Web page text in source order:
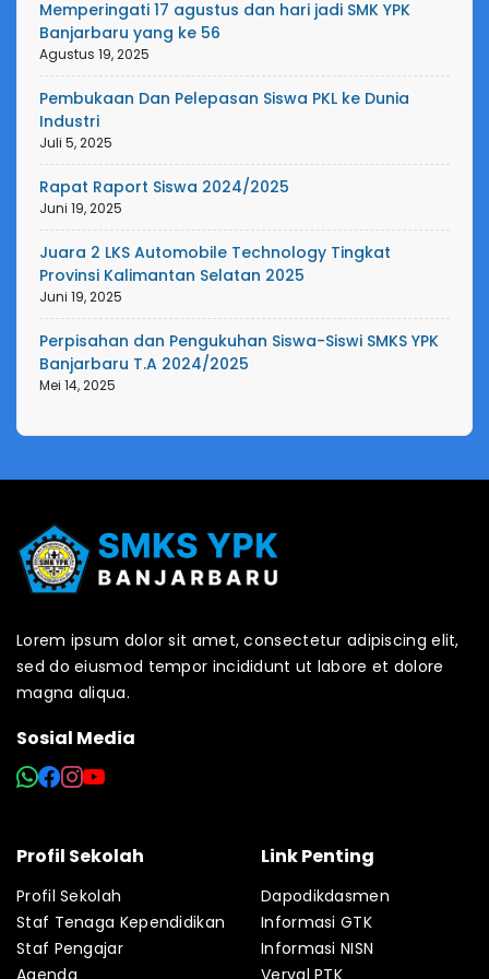
Memperingati 17 agustus dan hari jadi SMK YPK
Banjarbaru yang ke 56
Agustus 19, 2025
Pembukaan Dan Pelepasan Siswa PKL ke Dunia
Industri
Juli 5, 2025
Rapat Raport Siswa 2024/2025
Juni 19, 2025
Juara 2 LKS Automobile Technology Tingkat
Provinsi Kalimantan Selatan 2025
Juni 19, 2025
Perpisahan dan Pengukuhan Siswa-Siswi SMKS YPK
Banjarbaru T.A 2024/2025
Mei 14, 2025
Lorem ipsum dolor sit amet, consectetur adipiscing elit,
sed do eiusmod tempor incididunt ut labore et dolore
magna aliqua.
Sosial Media
Profil Sekolah
Profil Sekolah
Staf Tenaga Kependidikan
Staf Pengajar
Agenda
Link Penting
Dapodikdasmen
Informasi GTK
Informasi NISN
Verval PTK